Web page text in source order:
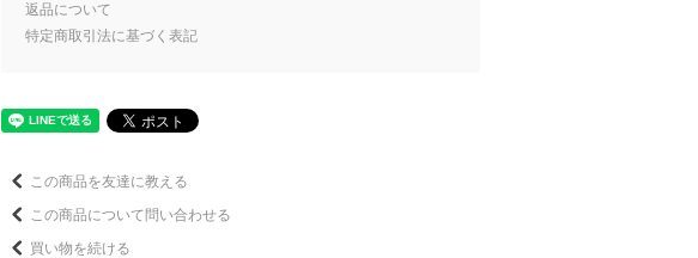
返品について
特定商取引法に基づく表記
この商品を友達に教える
この商品について問い合わせる
買い物を続ける